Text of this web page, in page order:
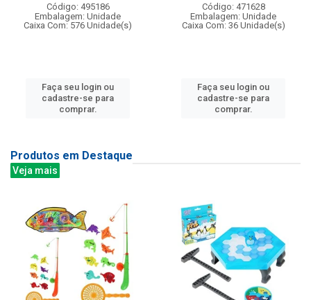
Código: 495186
Embalagem: Unidade
Caixa Com: 576 Unidade(s)
Faça seu login ou
cadastre-se para
comprar.
Código: 471628
Embalagem: Unidade
Caixa Com: 36 Unidade(s)
Faça seu login ou
cadastre-se para
comprar.
Produtos em Destaque
Veja mais